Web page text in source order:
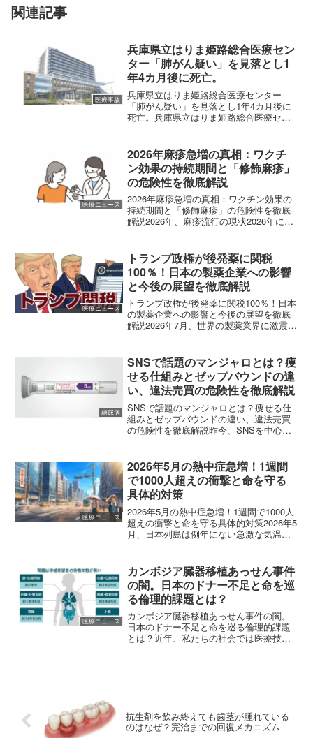
関連記事
医療事故
兵庫県立はりま姫路総合医療セン
ター「肺がん疑い」を見落とし1
年4カ月後に死亡。
兵庫県立はりま姫路総合医療センター
「肺がん疑い」を見落とし1年4カ月後に
死亡。兵庫県立はりま姫路総合医療セン
ば早期に発見・治療が開始されるべきで
あった「肺がん」の兆候...
医療ニュース
2026年麻疹急増の真相：ワクチ
ン効果の持続期間と「修飾麻疹」
の危険性を徹底解説
2026年麻疹急増の真相：ワクチン効果の
持続期間と「修飾麻疹」の危険性を徹底
解説2026年、麻疹流行の現状2026年に入
すでに全国の感染者数は230人を超え、こ
れは前...
医療ニュース
トランプ政権が後発薬に関税
100％！日本の製薬企業への影響
と今後の展望を徹底解説
トランプ政権が後発薬に関税100％！日本
の製薬企業への影響と今後の展望を徹底
解説2026年7月、世界の製薬業界に激震が
関税を、2年後から「100％」に引き上げ
ると表明し...
糖尿病
SNSで話題のマンジャロとは？痩
せる仕組みとゼップバウンドの違
い、違法売買の危険性を徹底解説
SNSで話題のマンジャロとは？痩せる仕
組みとゼップバウンドの違い、違法売買
の危険性を徹底解説昨今、SNSを中心に
話題となっています。しかし、その背景
には本来の目的である...
医療ニュース
2026年5月の熱中症急増！1週間
で1000人超えの衝撃と命を守る
具体的対策
2026年5月の熱中症急増！1週間で1000人
超えの衝撃と命を守る具体的対策2026年5
月、日本列島は例年にない急激な気温上
脅かす「熱中症」が猛威を振るっていま
す。総務...
医療ニュース
カンボジア臓器移植あっせん事件
の闇。日本のドナー不足と命を巡
る倫理的課題とは？
カンボジア臓器移植あっせん事件の闇。
日本のドナー不足と命を巡る倫理的課題
とは？近年、私たちの社会では医療技術
抗生剤を飲み終えても歯茎が腫れている
のはなぜ？完治までの回復メカニズム